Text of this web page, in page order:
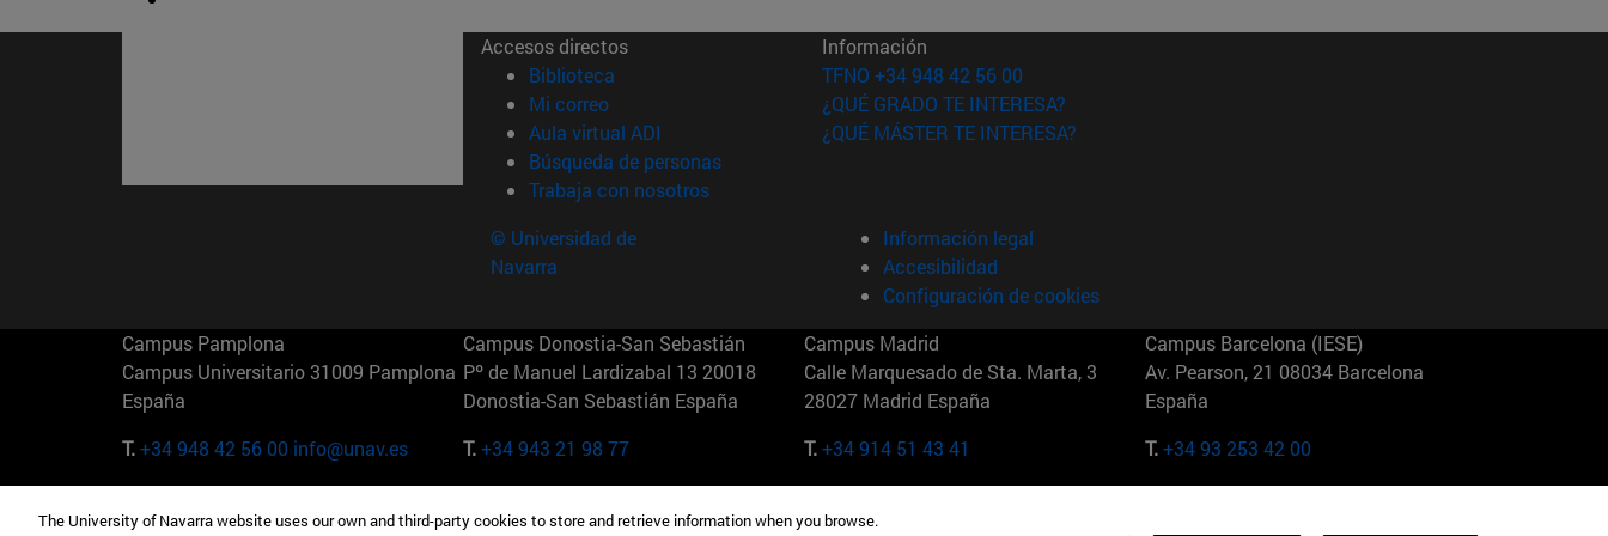
Accesos directos
Biblioteca (abre en nueva ventana)
Mi correo(abre en nueva ventana)
Aula virtual ADI (abre en nueva ventana)
Búsqueda de personas(abre en nueva ventana)
Trabaja con nosotros(abre en nueva ventana)
Información
TFNO +34 948 42 56 00
¿QUÉ GRADO TE INTERESA?
¿QUÉ MÁSTER TE INTERESA?
© Universidad de
Navarra
Información legal
Accesibilidad
Configuración de cookies
Campus Pamplona
Campus Universitario 31009 Pamplona
España
T.+34 948 42 56 00 info@unav.es
Campus Donostia-San Sebastián
Pº de Manuel Lardizabal 13 20018
Donostia-San Sebastián España
T.+34 943 21 98 77
Campus Madrid
Calle Marquesado de Sta. Marta, 3
28027 Madrid España
T.+34 914 51 43 41
Campus Barcelona (IESE)
Av. Pearson, 21 08034 Barcelona
España
T.+34 93 253 42 00
Camino del Cerro Águila 3 28023
165 W 57th St 10019-2201 Nueva York Maria-Theresia-Straße 15 81675
The University of Navarra website uses our own and third-party cookies to store and retrieve information when you browse.